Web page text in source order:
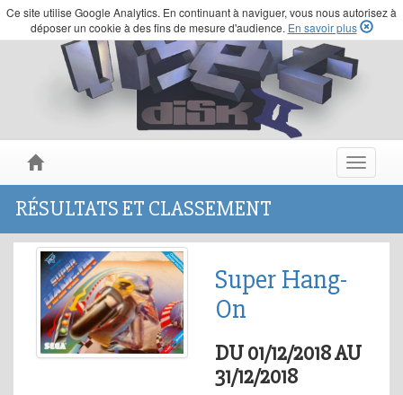
Ce site utilise Google Analytics. En continuant à naviguer, vous nous autorisez à
déposer un cookie à des fins de mesure d'audience. En savoir plus
Toggle
RÉSULTATS ET CLASSEMENT
Super Hang-
On
DU 01/12/2018 AU
31/12/2018